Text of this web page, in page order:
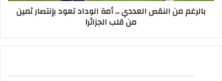
بالرغم من النقص العددي ... أمة الوداد تعود بإنتصار ثمين
من قلب الجزائر!